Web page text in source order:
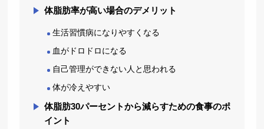
体脂肪率が高い場合のデメリット
生活習慣病になりやすくなる
血がドロドロになる
自己管理ができない人と思われる
体が冷えやすい
体脂肪30パーセントから減らすための食事のポ
イント